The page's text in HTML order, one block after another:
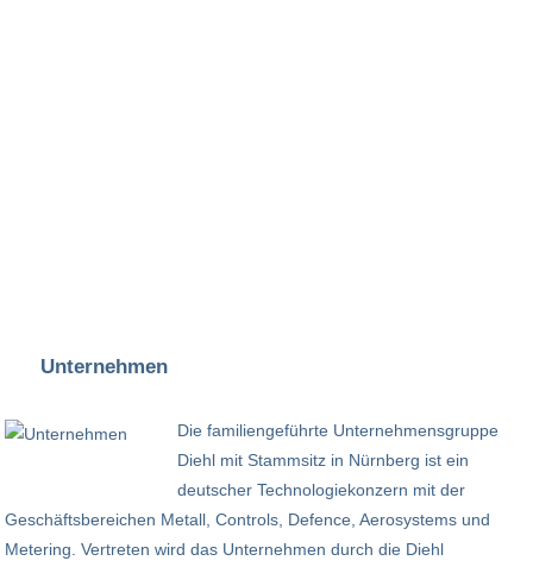
Unternehmen
Die familiengeführte Unternehmensgruppe
Diehl mit Stammsitz in Nürnberg ist ein
deutscher Technologiekonzern mit der
Geschäftsbereichen Metall, Controls, Defence, Aerosystems und
Metering. Vertreten wird das Unternehmen durch die Diehl